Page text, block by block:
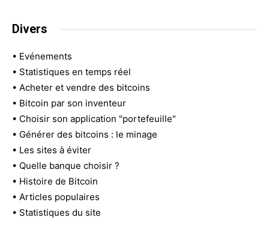
Divers
• Evénements
• Statistiques en temps réel
• Acheter et vendre des bitcoins
• Bitcoin par son inventeur
• Choisir son application "portefeuille"
• Générer des bitcoins : le minage
• Les sites à éviter
• Quelle banque choisir ?
• Histoire de Bitcoin
• Articles populaires
• Statistiques du site